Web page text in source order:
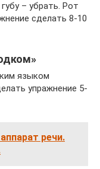
– убрать. Рот
сделать 8-10
языком
упражнение 5-
речи.